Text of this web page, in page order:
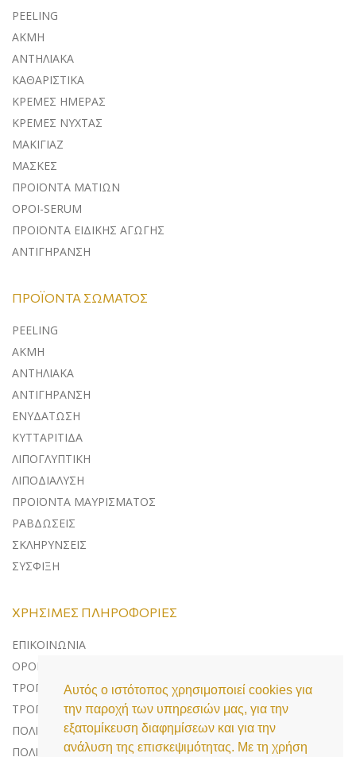
Αυτός ο ιστότοπος χρησιμοποιεί cookies για
την παροχή των υπηρεσιών μας, για την
εξατομίκευση διαφημίσεων και για την
ανάλυση της επισκεψιμότητας. Με τη χρήση
PEELING
ΑΚΜΗ
ΑΝΤΗΛΙΑΚA
ΚΑΘΑΡΙΣΤΙΚΑ
ΚΡΕΜΕΣ ΗΜΕΡΑΣ
ΚΡΕΜΕΣ ΝΥΧΤΑΣ
ΜΑΚΙΓΙΑΖ
ΜΑΣΚΕΣ
ΠΡΟΪΟΝΤΑ ΜΑΤΙΩΝ
ΟΡΟΙ-SERUM
ΠΡΟΪΟΝΤΑ ΕΙΔΙΚΗΣ ΑΓΩΓΗΣ
ΑΝΤΙΓΗΡΑΝΣΗ
ΠΡΟΪΌΝΤΑ ΣΏΜΑΤΟΣ
PEELING
ΑΚΜΗ
ΑΝΤΗΛΙΑΚΑ
ΑΝΤΙΓΗΡΑΝΣΗ
ΕΝΥΔΑΤΩΣΗ
ΚΥΤΤΑΡΙΤΙΔΑ
ΛΙΠΟΓΛΥΠΤΙΚΗ
ΛΙΠΟΔΙΑΛΥΣΗ
ΠΡΟΪΟΝΤΑ ΜΑΥΡΙΣΜΑΤΟΣ
ΡΑΒΔΩΣΕΙΣ
ΣΚΛΗΡΥΝΣΕΙΣ
ΣΥΣΦΙΞΗ
ΧΡΉΣΙΜΕΣ ΠΛΗΡΟΦΟΡΊΕΣ
ΕΠΙΚΟΙΝΩΝΊΑ
ΌΡΟΙ ΧΡΉΣΗΣ
ΤΡΌΠΟΙ ΠΛΗΡΩΜΉΣ
ΤΡΌΠΟΙ ΑΠΟΣΤΟΛΉΣ
ΠΟΛΙΤΙΚΉ ΕΠΙΣΤΡΟΦΏΝ
ΠΟΛΙΤΙΚΉ ΠΡΟΣΤΑΣΊΑΣ ΔΕΔΟΜΈΝΩΝ